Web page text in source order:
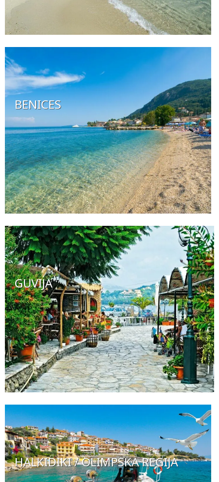
BENICES
GUVIJA
HALKIDIKI / OLIMPSKA REGIJA